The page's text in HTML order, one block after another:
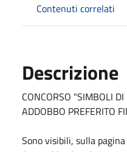
Contenuti correlati
Descrizione
CONCORSO "SIMBOLI
ADDOBBO PREFERITO
Sono visibili, sulla